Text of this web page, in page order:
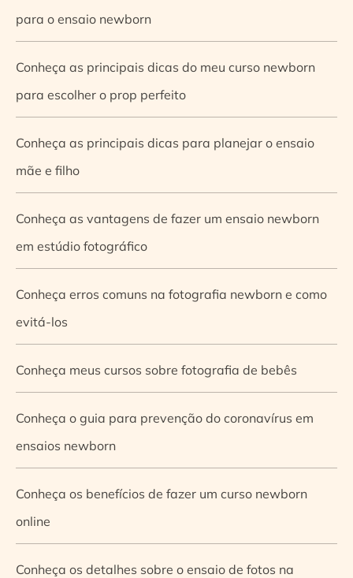
para o ensaio newborn
Conheça as principais dicas do meu curso newborn
para escolher o prop perfeito
Conheça as principais dicas para planejar o ensaio
mãe e filho
Conheça as vantagens de fazer um ensaio newborn
em estúdio fotográfico
Conheça erros comuns na fotografia newborn e como
evitá-los
Conheça meus cursos sobre fotografia de bebês
Conheça o guia para prevenção do coronavírus em
ensaios newborn
Conheça os benefícios de fazer um curso newborn
online
Conheça os detalhes sobre o ensaio de fotos na